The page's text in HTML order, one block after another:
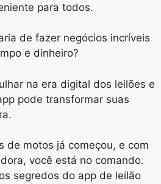
para todos.
de fazer negócios incríveis
e dinheiro?
na era digital dos leilões e
pode transformar suas
de motos já começou, e com
você está no comando.
segredos do app de leilão